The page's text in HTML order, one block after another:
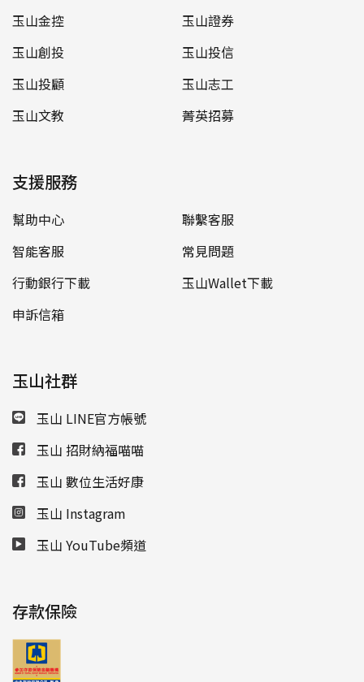
玉山金控
玉山證券
玉山創投
玉山投信
玉山投顧
玉山志工
玉山文教
菁英招募
支援服務
幫助中心
聯繫客服
智能客服
常見問題
行動銀行下載
玉山Wallet下載
申訴信箱
玉山社群
玉山 LINE官方帳號
玉山 招財納福喵喵
玉山 數位生活好康
玉山 Instagram
玉山 YouTube頻道
存款保險